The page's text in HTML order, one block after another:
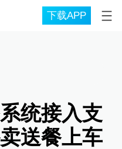
下载APP
统接入支
送餐上车